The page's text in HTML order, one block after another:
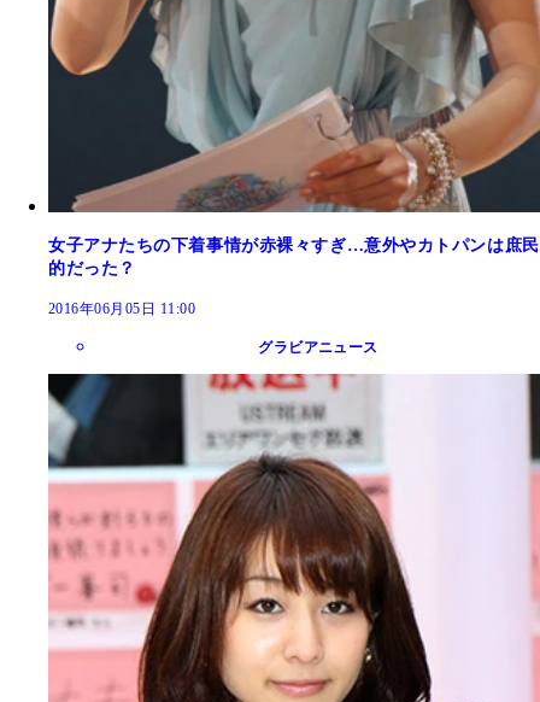
女子アナたちの下着事情が赤裸々すぎ…意外やカトパンは庶民
的だった？
2016年06月05日 11:00
グラビアニュース